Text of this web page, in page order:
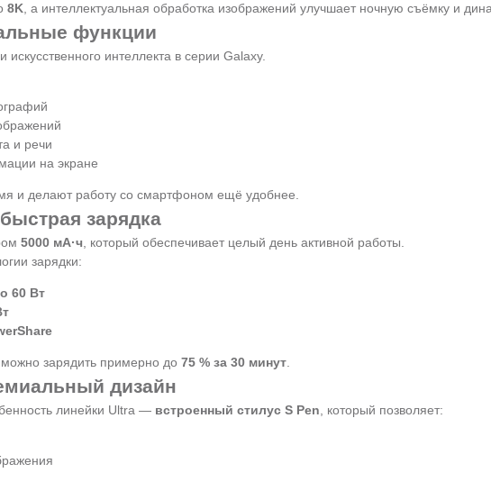
8K, а интеллектуальная обработка изображений улучшает ночную съёмку и
функции
искусственного интеллекта в серии Galaxy.
и речи
на экране
и делают работу со смартфоном ещё удобнее.
зарядка
5000 мА·ч, который обеспечивает целый день активной работы.
зарядки:
60 Вт
зарядить примерно до 75 % за 30 минут.
дизайн
линейки Ultra — встроенный стилус S Pen, который позволяет: